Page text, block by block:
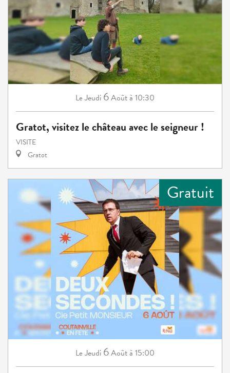
LeJeudi 6Aoûtà 10:30
Gratot, visitez le château avec le seigneur !
VISITE
Gratot
Gratuit
LeJeudi 6Aoûtà 15:00